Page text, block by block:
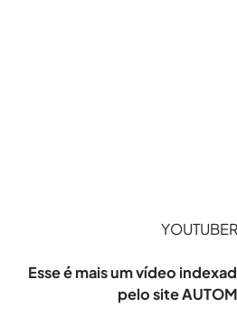
Esse é mais um vídeo
pelo site